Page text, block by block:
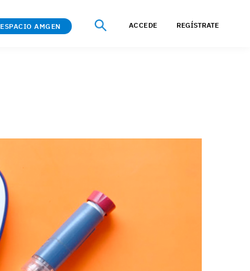
ESPACIO AMGEN ACCEDE REGÍSTRATE